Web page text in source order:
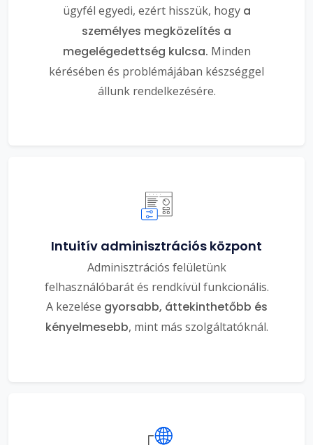
ügyfél egyedi, ezért hisszük, hogy a
személyes megközelítés a
megelégedettség kulcsa. Minden
kérésében és problémájában készséggel
állunk rendelkezésére.
Intuitív adminisztrációs központ
Adminisztrációs felületünk
felhasználóbarát és rendkívül funkcionális.
A kezelése gyorsabb, áttekinthetőbb és
kényelmesebb, mint más szolgáltatóknál.